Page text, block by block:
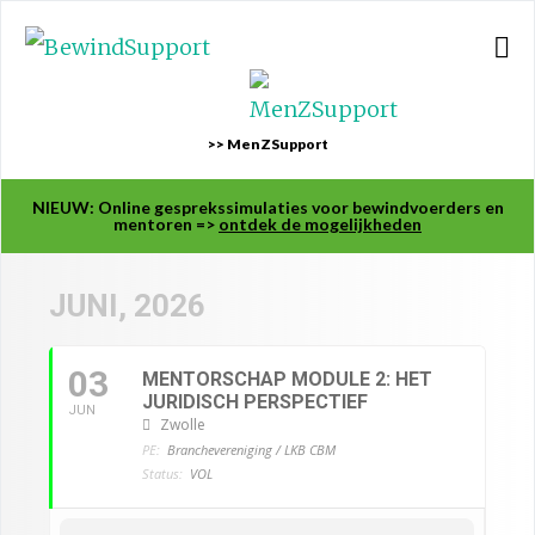
>> MenZSupport
NIEUW: Online gesprekssimulaties voor bewindvoerders en
mentoren => ontdek de mogelijkheden
JUNI, 2026
03
JUN
MENTORSCHAP MODULE 2: HET
JURIDISCH PERSPECTIEF
Zwolle
PE: Branchevereniging / LKB CBM
Status: VOL